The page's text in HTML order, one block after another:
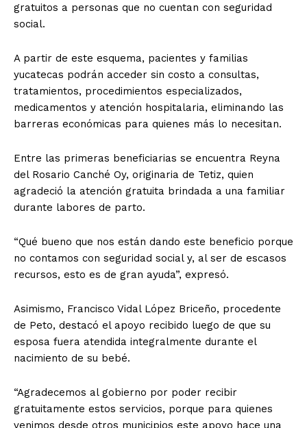
gratuitos a personas que no cuentan con seguridad
social.
A partir de este esquema, pacientes y familias
yucatecas podrán acceder sin costo a consultas,
tratamientos, procedimientos especializados,
medicamentos y atención hospitalaria, eliminando las
barreras económicas para quienes más lo necesitan.
Entre las primeras beneficiarias se encuentra Reyna
del Rosario Canché Oy, originaria de Tetiz, quien
agradeció la atención gratuita brindada a una familiar
durante labores de parto.
“Qué bueno que nos están dando este beneficio porque
no contamos con seguridad social y, al ser de escasos
recursos, esto es de gran ayuda”, expresó.
Asimismo, Francisco Vidal López Briceño, procedente
de Peto, destacó el apoyo recibido luego de que su
esposa fuera atendida integralmente durante el
nacimiento de su bebé.
“Agradecemos al gobierno por poder recibir
gratuitamente estos servicios, porque para quienes
venimos desde otros municipios este apoyo hace una